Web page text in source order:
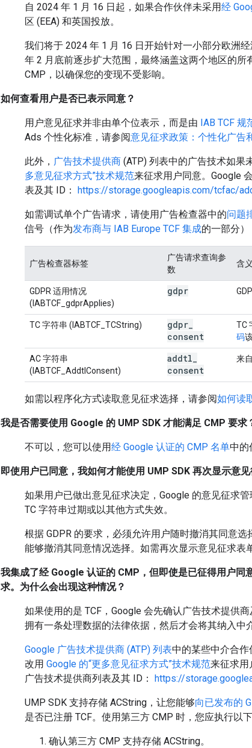
自 2024 年 1 月 16 日起，如果合作伙伴未采用经
区 (EEA) 和英国投放。
我们将于 2024 年 1 月 16 日开始针对一小部分欧洲
年 2 月底前逐步扩大范围，最终涵盖这两个地区的
CMP，以确保您的变现不受影响。
如何查看用户是否已表示同意？
用户意见征求并非由单个位表示，而是由 IAB TCF 规
Ads 个性化标准，请参阅意见征求政策：个性化广告
此外， 广告技术提供商 (ATP) 列表中的广告技术如果
多意见征求方式”技术规范来征求用户同意。Google
表及其 ID： https://storage.googleapis.com/tcfac/
如需调试单个广告请求，请使用广告检查器中的问题
信号（作为发布商与 IAB Europe TCF 集成的一部分）
广告检查器标签
广告请求查询参
数
含义
GDPR 适用情况
(IABTCF_gdprApplies)
gdpr
TC 字符串 (IABTCF_TCString) gdpr
consent
TC
码
AC 字符串
(IABTCF_AddtlConsent)
addtl
consent
来自
如需以程序化方式读取意见征求选择，请参阅如何读
我是否需要使用 Google 的 UMP SDK 才能满足 CMP 要求
不可以，您可以使用经 Google 认证的 CMP 名单中的
即使用户已同意，我如何才能使用 UMP SDK 再次显示意见
如果用户已做出意见征求决定，Google 的意见征求
TC 字符串过期或以其他方式失效。
根据 GDPR 的要求，必须允许用户随时撤消其同意选
能够撤消其同意情况选择。如需再次显示意见征求表
我集成了经 Google 认证的 CMP，但即使是已征得用户同
求。为什么会出现这种情况？
如果使用的是 TCF，Google 会先确认广告技术提供
拥有一条处理数据的法律依据，然后才会将其纳入中
Google 广告技术提供商 (ATP) 列表中的某些中介合作
改用 Google 的“更多意见征求方式”技术规范来征求用
广告技术提供商列表及其 ID： https://
UMP SDK 支持存储 ACString，让您能够向已发布的
是否已注册 TCF。使用第三方 CMP 时，您应执行以下
确认第三方 CMP 支持存储 ACString。